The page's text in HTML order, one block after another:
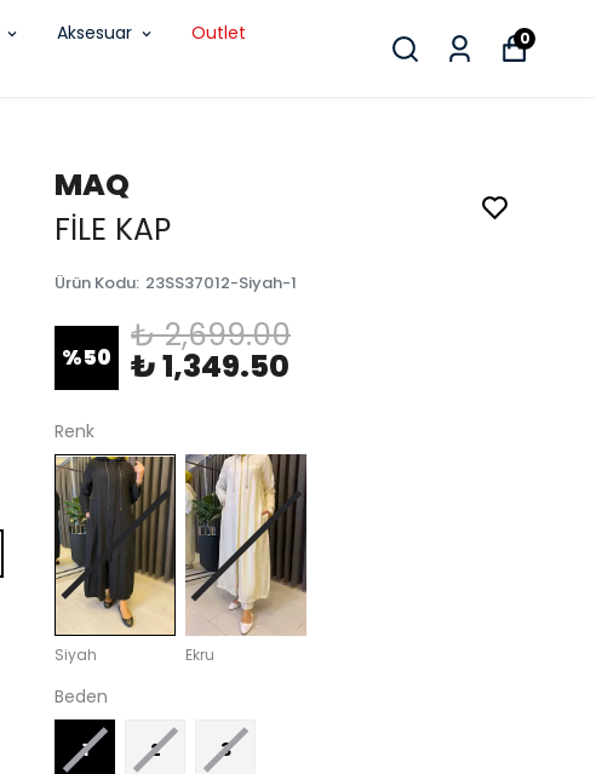
Aksesuar
Outlet
0
MAQ
FİLE KAP
Ürün Kodu: 23SS37012-Siyah-1
%50
₺ 2,699.00
₺ 1,349.50
Renk
Siyah Ekru
Beden
1 2 3